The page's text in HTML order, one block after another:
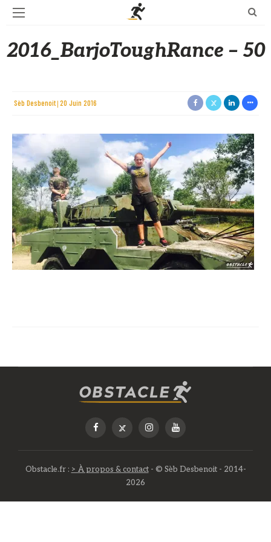
2016_BarjoToughRance – 50
Sèb Desbenoit 20 Juin 2016
Obstacle.fr : > À propos & contact- © Sèb Desbenoit - 2014-
2026